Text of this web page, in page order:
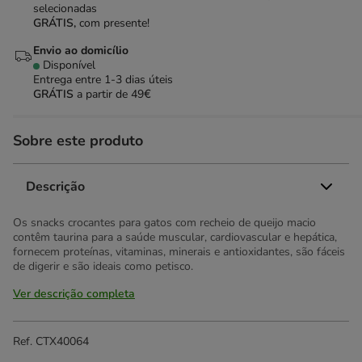
selecionadas
GRÁTIS, com presente!
Envio ao domicílio
Disponível
Entrega entre 1-3 dias úteis
GRÁTIS a partir de 49€
Sobre este produto
Descrição
Os snacks crocantes para gatos com recheio de queijo macio
contêm taurina para a saúde muscular, cardiovascular e hepática,
fornecem proteínas, vitaminas, minerais e antioxidantes, são fáceis
de digerir e são ideais como petisco.
Ver descrição completa
Ref. CTX40064